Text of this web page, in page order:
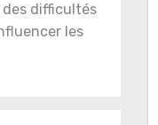
difficultés
les